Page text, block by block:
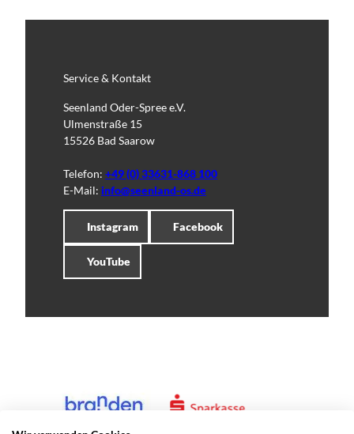
Service & Kontakt
Seenland Oder-Spree e.V.
Ulmenstraße 15
15526 Bad Saarow
Telefon: +49 (0) 33631-868 100
E-Mail: info@seenland-os.de
Instagram Facebook
YouTube